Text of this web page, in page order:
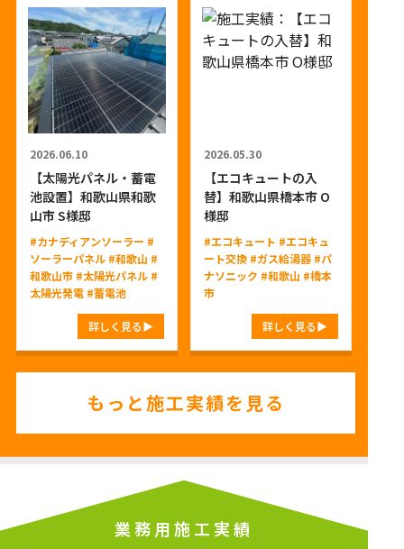
2026.06.10
【太陽光パネル・蓄電
池設置】和歌山県和歌
山市 S様邸
#カナディアンソーラー #
ソーラーパネル #和歌山 #
和歌山市 #太陽光パネル #
太陽光発電 #蓄電池
詳しく見る
2026.05.30
【エコキュートの入
替】和歌山県橋本市 O
様邸
#エコキュート #エコキュ
ート交換 #ガス給湯器 #パ
ナソニック #和歌山 #橋本
市
詳しく見る
もっと施工実績を見る
業務用施工実績